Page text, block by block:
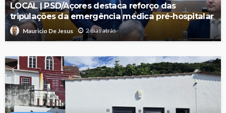
LOCAL | PSD/Açores destaca reforço das
tripulações da emergência médica pré-hospitalar
Mauricio De Jesus 2 dias atrás